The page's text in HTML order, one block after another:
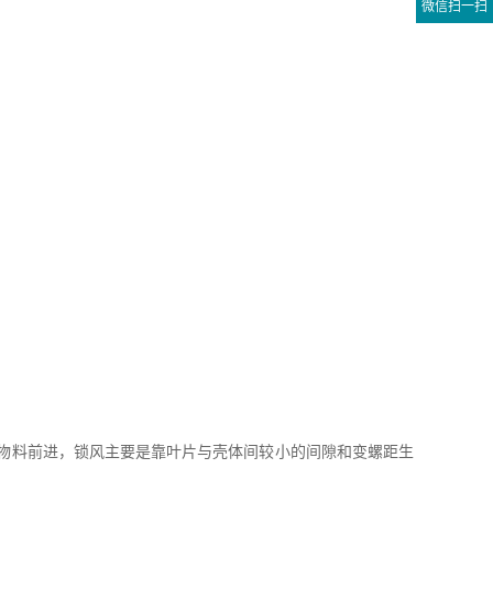
前进，锁风主要是靠叶片与壳体间较小的间隙和变螺距生
微信扫一扫